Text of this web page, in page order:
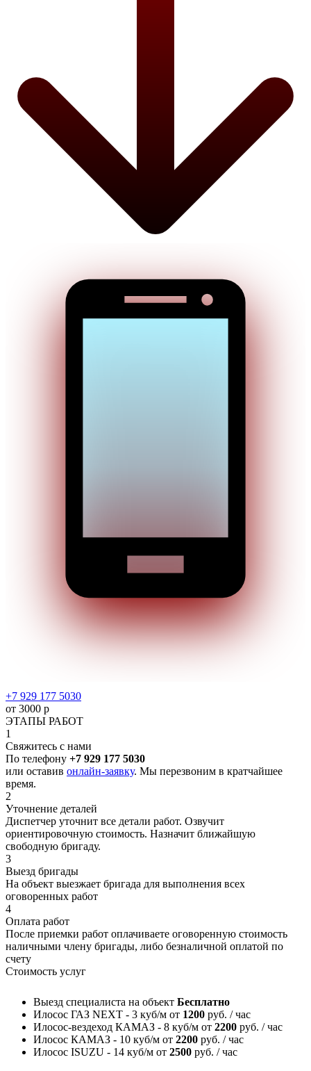
+7 929 177 5030
от 3000 р
ЭТАПЫ РАБОТ
1
Свяжитесь с нами
По телефону +7 929 177 5030
или оставив онлайн-заявку. Мы перезвоним в кратчайшее
время.
2
Уточнение деталей
Диспетчер уточнит все детали работ. Озвучит
ориентировочную стоимость. Назначит ближайшую
свободную бригаду.
3
Выезд бригады
На объект выезжает бригада для выполнения всех
оговоренных работ
4
Оплата работ
После приемки работ оплачиваете оговоренную стоимость
наличными члену бригады, либо безналичной оплатой по
счету
Стоимость услуг
Выезд специалиста на объект Бесплатно
Илосос ГАЗ NEXT - 3 куб/м от 1200 руб. / час
Илосос-вездеход КАМАЗ - 8 куб/м от 2200 руб. / час
Илосос КАМАЗ - 10 куб/м от 2200 руб. / час
Илосос ISUZU - 14 куб/м от 2500 руб. / час